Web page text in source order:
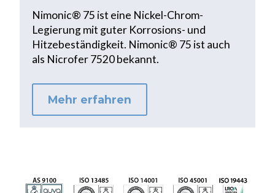
Nimonic® 75 ist eine Nickel-Chrom-
Legierung mit guter Korrosions- und
Hitzebeständigkeit. Nimonic® 75 ist auch
als Nicrofer 7520 bekannt.
Mehr erfahren